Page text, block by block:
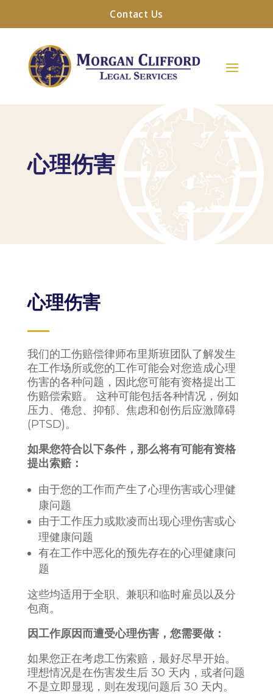
Contact Us
心理伤害
心理伤害
我们的工伤赔偿律师布里斯班团队了解发生
在工作场所或您的工作可能会对您造成心理
伤害的各种问题，因此您可能有资格提出工
伤赔偿索赔。 这种可能包括各种情况，例如
压力、倦怠、抑郁、焦虑和创伤后应激障碍
(PTSD)。
如果您符合以下条件，那么将有可能有资格
提出索赔：
由于您的工作而产生了心理伤害或心理健
康问题
由于工作压力或欺凌而出现心理伤害或心
理健康问题
有在工作中恶化的预先存在的心理健康问
题
这些均适用于全职、兼职和临时雇员以及分
包商。
因工作原因而遭受心理伤害，您需要做：
如果您正在考虑工伤索赔，最好尽早开始。
理想情况是在伤害发生后 30 天内，或者问题
不是立即显现，则在发现问题后 30 天内。